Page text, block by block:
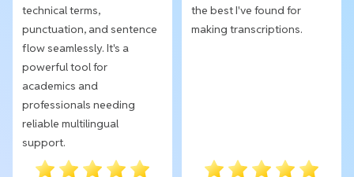
technical terms,
punctuation, and sentence
flow seamlessly. It's a
powerful tool for
academics and
professionals needing
reliable multilingual
support.
the best I've found for
making transcriptions.